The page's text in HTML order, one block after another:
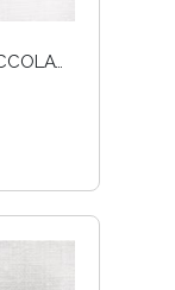
FROLLINI CON GOCCE DI CIOCCOLATO - 300G